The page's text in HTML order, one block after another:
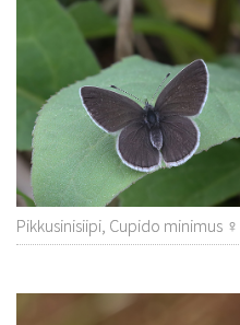
Pikkusinisiipi, Cupido minimus ♀